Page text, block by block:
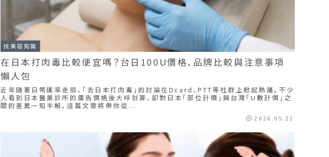
找美容知識
在日本打肉毒比較便宜嗎？台日100U價格、品牌比較與注意事項
懶人包
近年隨著日幣匯率走弱，「去日本打肉毒」的討論在Dcard、PTT等社群上掀起熱議。不少
人看到日本醫美診所的廣告價格後大呼划算，卻對日本「部位計價」與台灣「U數計價」之
間的差異一知半解。這篇文章將帶你從...
2026.05.21